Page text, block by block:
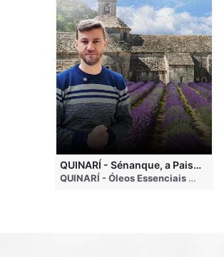
• 4 months ago
QUINARÍ - Sénanque, a Paisagem Mais Famosa da Aromaterapia
QUINARÍ - Óleos Essenciais e Aromaterapia